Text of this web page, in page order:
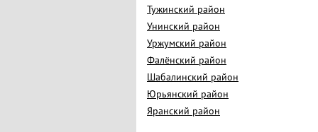
Тужинский район
Унинский район
Уржумский район
Фалёнский район
Шабалинский район
Юрьянский район
Яранский район